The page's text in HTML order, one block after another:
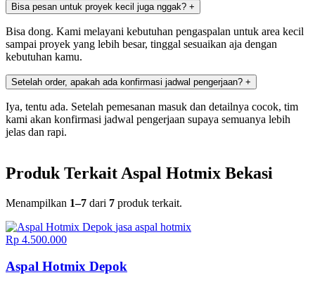
Bisa pesan untuk proyek kecil juga nggak? +
Bisa dong. Kami melayani kebutuhan pengaspalan untuk area kecil
sampai proyek yang lebih besar, tinggal sesuaikan aja dengan
kebutuhan kamu.
Setelah order, apakah ada konfirmasi jadwal pengerjaan? +
Iya, tentu ada. Setelah pemesanan masuk dan detailnya cocok, tim
kami akan konfirmasi jadwal pengerjaan supaya semuanya lebih
jelas dan rapi.
Produk Terkait Aspal Hotmix Bekasi
Menampilkan 1–7 dari 7 produk terkait.
jasa aspal hotmix
Rp 4.500.000
Aspal Hotmix Depok